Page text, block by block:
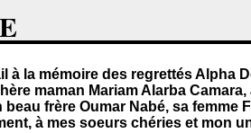
à la mémoire des regrettés Alpha
maman Mariam Alarba
beau frère Oumar Nabé, sa femme
à mes soeurs chéries et mon